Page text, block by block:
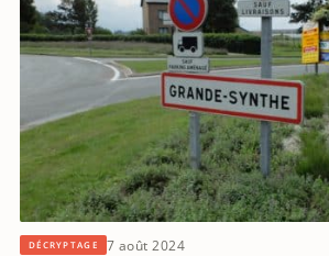
DÉCRYPTAGE 7 août 2024